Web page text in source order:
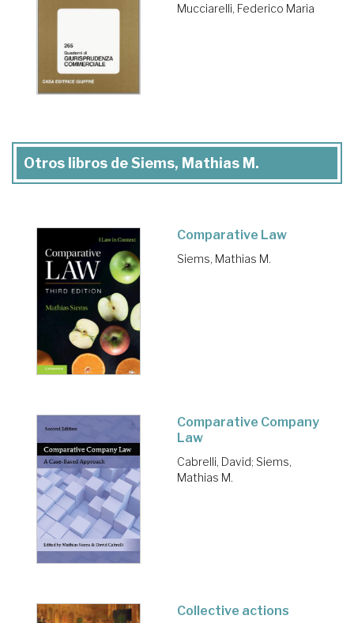
Mucciarelli, Federico Maria
Otros libros de Siems, Mathias M.
Comparative Law
Siems, Mathias M.
Comparative Company
Law
Cabrelli, David; Siems,
Mathias M.
Collective actions